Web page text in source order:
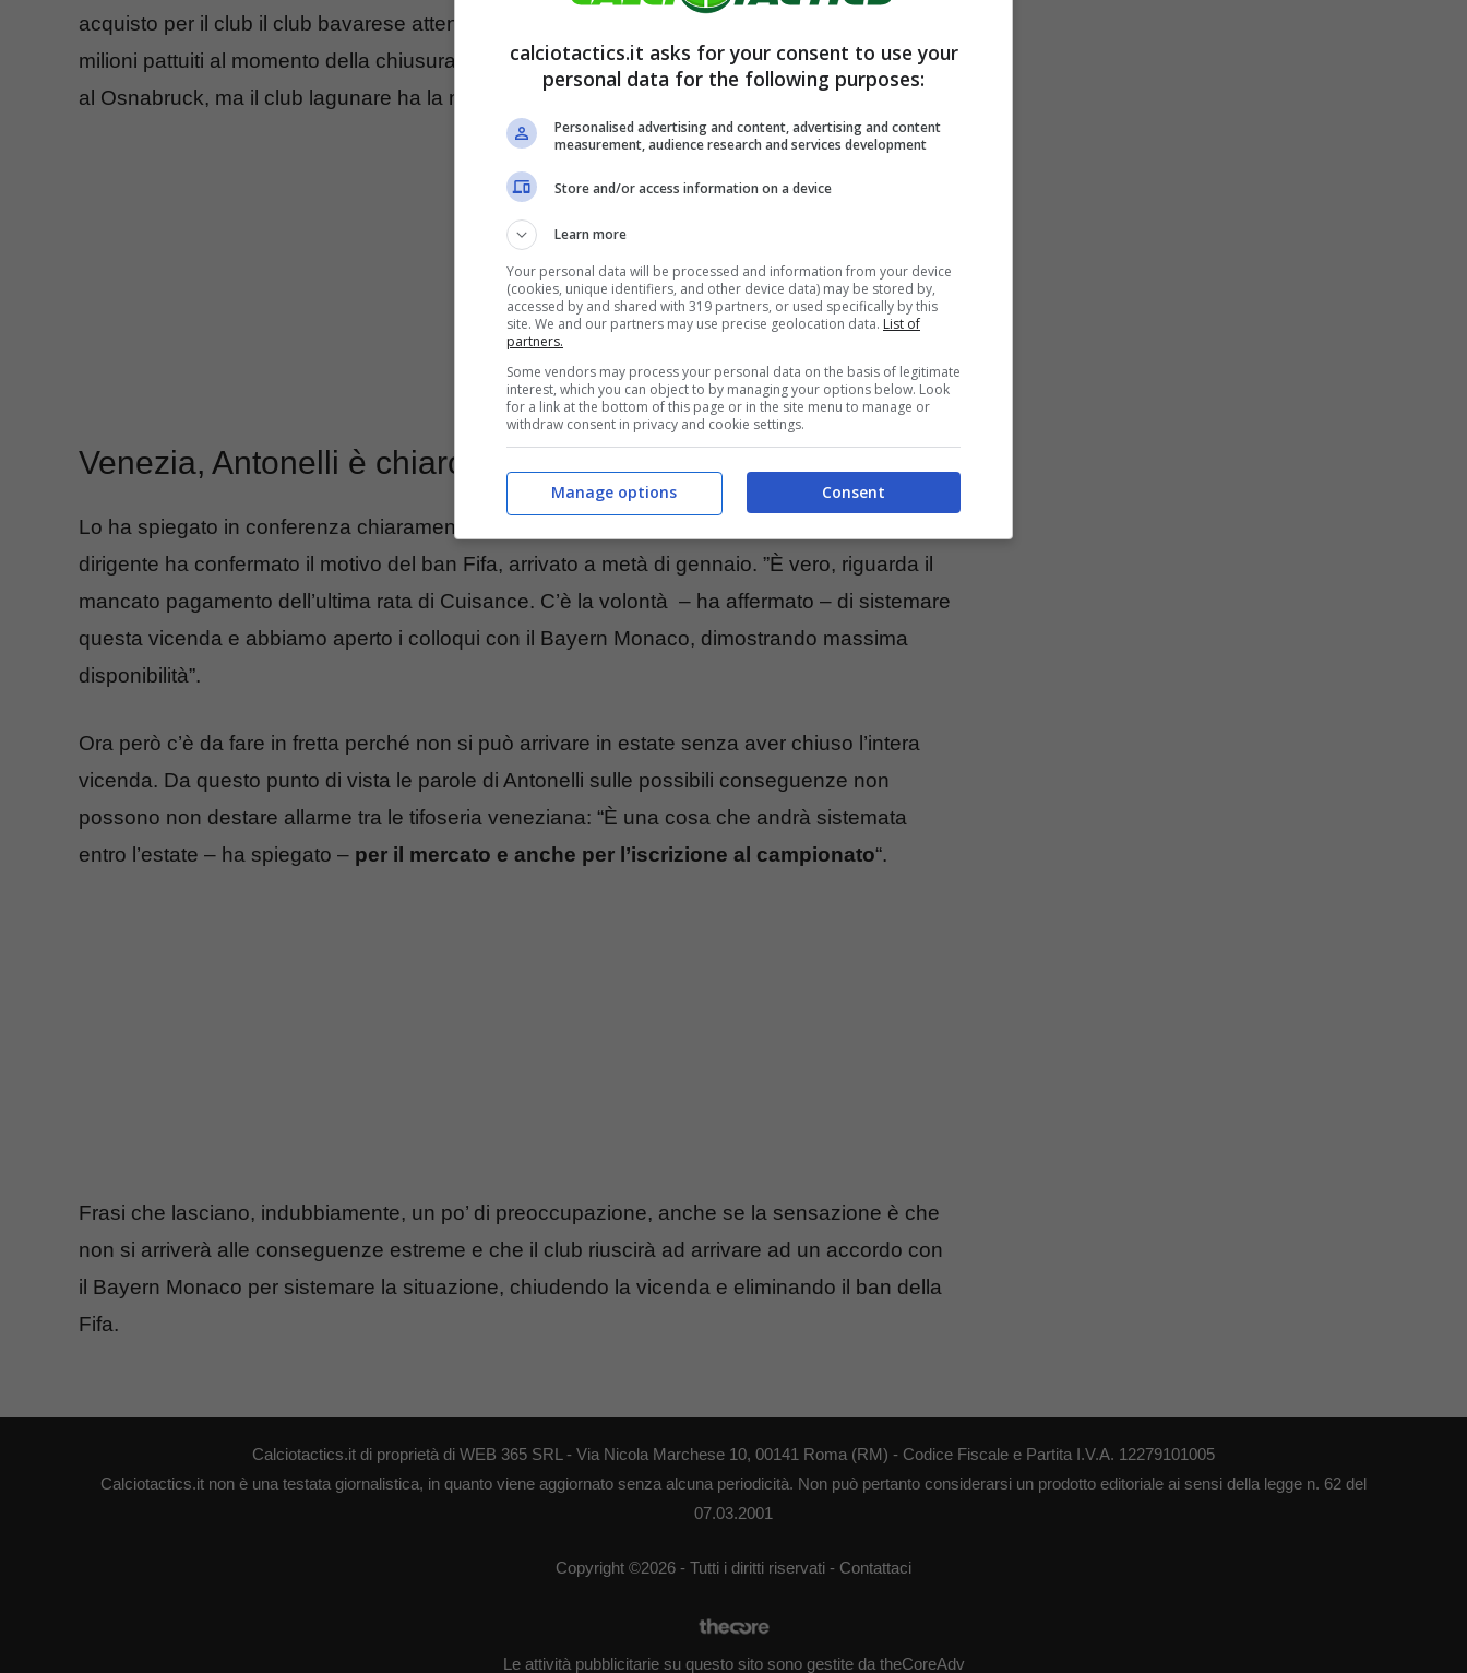
acquisto per il club il club bavarese attende ancora il pagamento dell’ultima rata dei 5,8
milioni pattuiti al momento della chiusura dell’affare. Il calciatore attualmente gioca in prestito
al Osnabruck, ma il club lagunare ha la necessità di risolvere il prima possibile la situazione.
Venezia, Antonelli è chiaro: grana Cuisance da risolvere
Lo ha spiegato in conferenza chiaramente
dirigente ha confermato il motivo del ban Fifa, arrivato a metà di gennaio. ”È vero, riguarda il
mancato pagamento dell’ultima rata di Cuisance. C’è la volontà – ha affermato – di sistemare
questa vicenda e abbiamo aperto i colloqui con il Bayern Monaco, dimostrando massima
disponibilità”.
Ora però c’è da fare in fretta perché non si può arrivare in estate senza aver chiuso l’intera
vicenda. Da questo punto di vista le parole di Antonelli sulle possibili conseguenze non
possono non destare allarme tra le tifoseria veneziana: “È una cosa che andrà sistemata
entro l’estate – ha spiegato – per il mercato e anche per l’iscrizione al campionato“.
Frasi che lasciano, indubbiamente, un po’ di preoccupazione, anche se la sensazione è che
non si arriverà alle conseguenze estreme e che il club riuscirà ad arrivare ad un accordo con
il Bayern Monaco per sistemare la situazione, chiudendo la vicenda e eliminando il ban della
Fifa.
Calciotactics.it di proprietà di WEB 365 SRL - Via Nicola Marchese 10, 00141 Roma (RM) - Codice Fiscale e Partita I.V.A. 12279101005
Calciotactics.it non è una testata giornalistica, in quanto viene aggiornato senza alcuna periodicità. Non può pertanto considerarsi un prodotto editoriale ai sensi della legge n. 62 del
07.03.2001
Copyright ©2026 - Tutti i diritti riservati - Contattaci
Le attività pubblicitarie su questo sito sono gestite da theCoreAdv
calciotactics.it asks for your consent to use your
personal data for the following purposes:
Personalised advertising and content, advertising and content
measurement, audience research and services development
Store and/or access information on a device
Learn more
Your personal data will be processed and information from your device
(cookies, unique identifiers, and other device data) may be stored by,
accessed by and shared with 319 partners, or used specifically by this
site. We and our partners may use precise geolocation data. List of
partners.
Some vendors may process your personal data on the basis of legitimate
interest, which you can object to by managing your options below. Look
for a link at the bottom of this page or in the site menu to manage or
withdraw consent in privacy and cookie settings.
Consent
Manage options